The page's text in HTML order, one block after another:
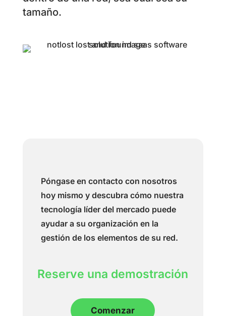
tamaño.
Reserve una demostración
Comenzar
Póngase en contacto con nosotros
hoy mismo y descubra cómo nuestra
tecnología líder del mercado puede
ayudar a su organización en la
gestión de los elementos de su red.